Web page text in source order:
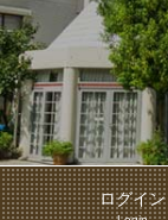
ログイン